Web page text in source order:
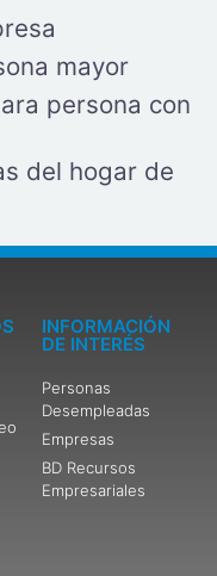
mayor
persona con
del hogar de
INFORMACIÓN
DE INTERÉS
Personas
Desempleadas
Empresas
BD Recursos
Empresariales